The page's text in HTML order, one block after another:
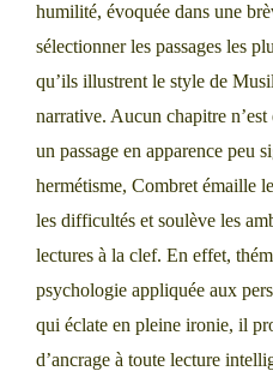
humilité, évoquée dans une
sélectionner les passages les
qu’ils illustrent le style de
narrative. Aucun chapitre
un passage en apparence peu
hermétisme, Combret émaille
les difficultés et soulève les
lectures à la clef. En effet,
psychologie appliquée aux
qui éclate en pleine ironie, il
d’ancrage à toute lecture